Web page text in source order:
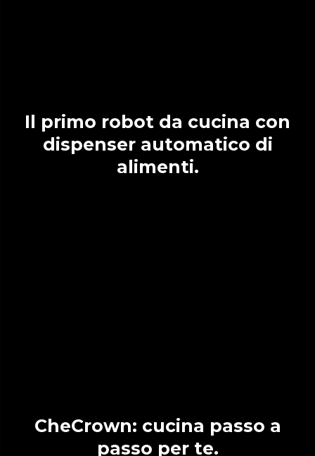
Il primo robot da cucina con
dispenser automatico di
alimenti.
CheCrown: cucina passo a
passo per te.